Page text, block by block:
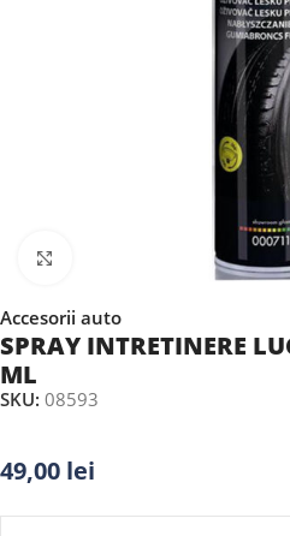
Faceți clic pentru a mări
Accesorii auto
SPRAY INTRETINERE
ML
SKU: 08593
49,00 lei